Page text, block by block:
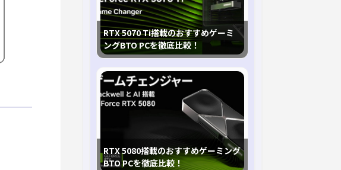
RTX 5070 Ti搭載のおすすめゲーミ
ングBTO PCを徹底比較！
RTX 5080搭載のおすすめゲーミング
BTO PCを徹底比較！